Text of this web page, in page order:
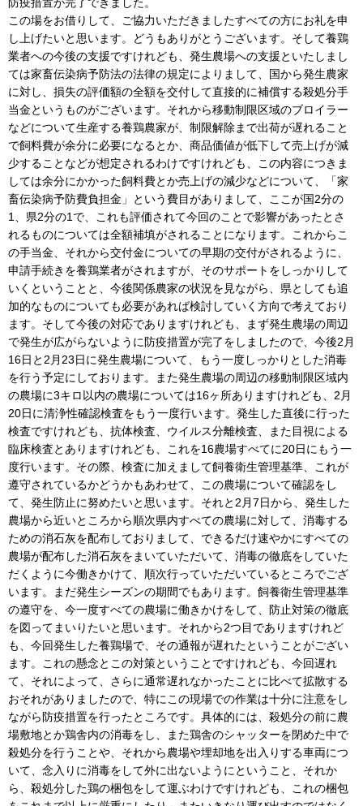
この場をお借りして、ご協力いただきましたすべての方にお礼を申
し上げたいと思います。どうもありがとうございます。そして養鶏
業者への今後の支援ですけれども、発生農場への支援といたしまし
ては家畜伝染病予防法の法律の規定によりまして、国から発生農家
に対し、損失の評価額の全額を交付して直接的に補償する殺処分手
当金というものがございます。それから移動制限区域のブロイラー
などについて生産する養鶏農家が、制限解除まで出荷が遅れること
で飼料費が余分に必要になるとか、商品価値が低下して売上げが減
少することなどが想定されるわけですけれども、この内容につきま
しては余分にかかった飼料費とか売上げの減少などについて、「家
畜伝染病予防費負担金」という費目がありまして、ここが国2分の
1、県2分の1で、これも評価されて今回のことで影響があったとさ
れるものについては全額補填がされることになります。これからこ
の手当金、それから交付金についての早期の交付がされるように、
申請手続きを養鶏業者がされますが、そのサポートをしっかりして
いくということと、今後関係農家の状況を見ながら、県としても追
加的なものについても必要があれば検討していく方向で考えており
ます。そして今後の対応でありますけれども、まず発生農場の周辺
で発生が広がらないように防疫措置が完了をしましたので、今後2月
16日と2月23日に発生農場について、もう一度しっかりとした消毒
を行う予定にしております。また発生農場の周辺の移動制限区域内
の農場に3キロ以内の農場については16ヶ所ありますけれども、2月
20日に清浄性確認検査をもう一度行います。発生した直後に行った
検査ですけれども、抗体検査、ウイルス分離検査、また目視による
臨床検査とありますけれども、これを16農場すべてに20日にもう一
度行います。その際、検査に加えまして飼養衛生管理基準、これが
遵守されているかどうかもあわせて、この農場について確認をし
て、発生防止に努めたいと思います。それと2月7日から、発生した
農場から近いところから順次県内すべての農場に対して、消毒する
ための消石灰を配布しておりまして、できるだけ速やかにすべての
農場が配布した消石灰をまいていただいて、消毒の徹底をしていた
だくように今働きかけて、順次行っていただいているところでござ
います。まだ発生シーズンの期間でもあります。飼養衛生管理基準
の遵守を、今一度すべての農場に働きかけをして、防止対策の徹底
を図ってまいりたいと思います。それから2つ目でありますけれど
も、今回発生した養鶏場で、その通報が遅れたということがござい
ます。これの懸念とこの対策ということですけれども、今回遅れ
て、それによって、さらに通常遅れなかったことに比べて拡散する
おそれがありましたので、特にこの現場での作業は十分に注意をし
ながら防疫措置を行ったところです。具体的には、殺処分の前に農
場敷地とか鶏舎内の消毒をし、また鶏舎のシャッターを閉めた中で
殺処分を行うことや、それから農場や埋却地を出入りする車両につ
いて、念入りに消毒をして外に出ないようにということ、それか
ら、殺処分した鶏の梱包をして運ぶわけですけれども、これの梱包